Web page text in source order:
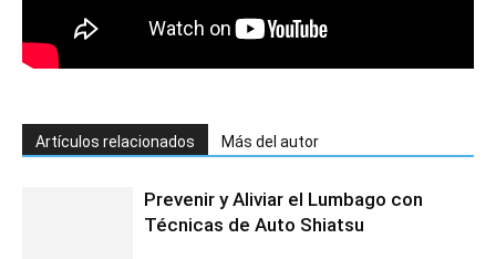
Artículos relacionados Más del autor
Prevenir y Aliviar el Lumbago con
Técnicas de Auto Shiatsu